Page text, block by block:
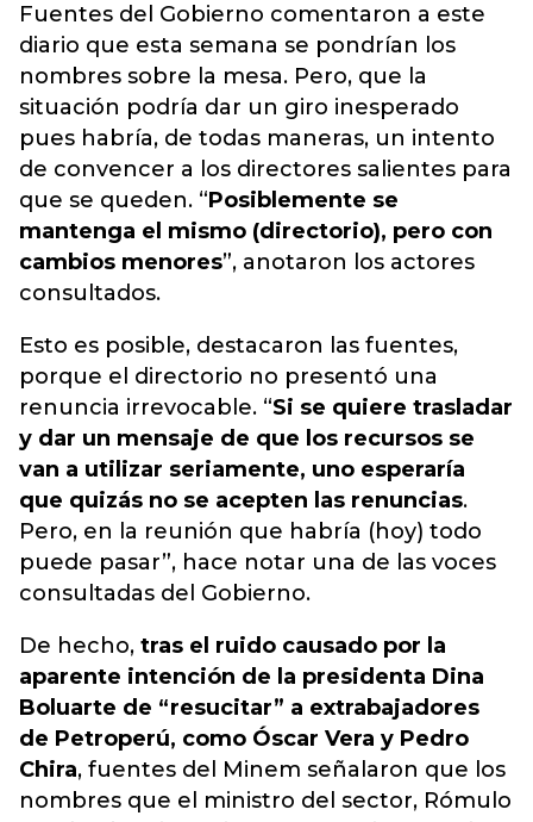
Fuentes del Gobierno comentaron a este
diario que esta semana se pondrían los
nombres sobre la mesa. Pero, que la
situación podría dar un giro inesperado
pues habría, de todas maneras, un intento
de convencer a los directores salientes para
que se queden. “Posiblemente se
mantenga el mismo (directorio), pero con
cambios menores”, anotaron los actores
consultados.
Esto es posible, destacaron las fuentes,
porque el directorio no presentó una
renuncia irrevocable. “Si se quiere trasladar
y dar un mensaje de que los recursos se
van a utilizar seriamente, uno esperaría
que quizás no se acepten las renuncias.
Pero, en la reunión que habría (hoy) todo
puede pasar”, hace notar una de las voces
consultadas del Gobierno.
De hecho, tras el ruido causado por la
aparente intención de la presidenta Dina
Boluarte de “resucitar” a extrabajadores
de Petroperú, como Óscar Vera y Pedro
Chira, fuentes del Minem señalaron que los
nombres que el ministro del sector, Rómulo